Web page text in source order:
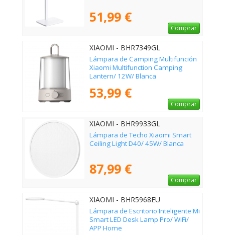
51,99 €
Comprar
XIAOMI - BHR7349GL
Lámpara de Camping Multifunción
Xiaomi Multifunction Camping
Lantern/ 12W/ Blanca
53,99 €
Comprar
XIAOMI - BHR9933GL
Lámpara de Techo Xiaomi Smart
Ceiling Light D40/ 45W/ Blanca
87,99 €
Comprar
XIAOMI - BHR5968EU
Lámpara de Escritorio Inteligente Mi
Smart LED Desk Lamp Pro/ WiFi/
APP Home